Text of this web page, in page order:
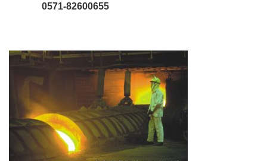
0571-82600655